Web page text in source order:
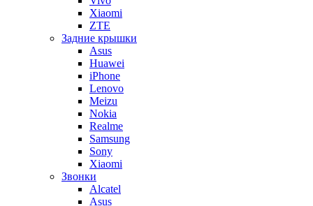
Xiaomi
ZTE
Задние крышки
Asus
Huawei
iPhone
Lenovo
Meizu
Nokia
Realme
Samsung
Sony
Xiaomi
Звонки
Alcatel
Asus